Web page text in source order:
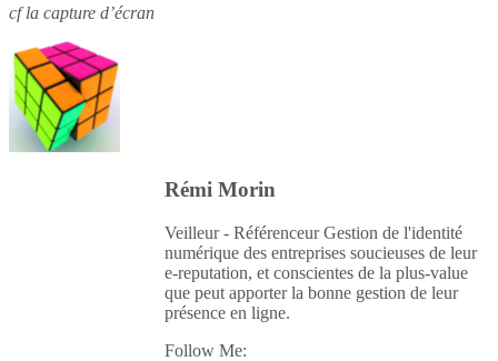
cf la capture d’écran
Rémi Morin
Veilleur - Référenceur Gestion de l'identité
numérique des entreprises soucieuses de leur
e-reputation, et conscientes de la plus-value
que peut apporter la bonne gestion de leur
présence en ligne.
Follow Me: